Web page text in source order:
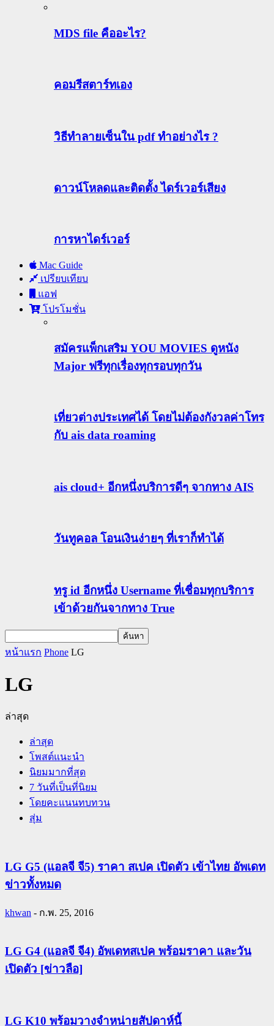
MDS file คืออะไร?
คอมรีสตาร์ทเอง
วิธีทําลายเซ็นใน pdf ทำอย่างไร ?
ดาวน์โหลดและติดตั้ง ไดร์เวอร์เสียง
การหาไดร์เวอร์
Mac Guide
เปรียบเทียบ
แอฟ
โปรโมชั่น
สมัครแพ็กเสริม YOU MOVIES ดูหนัง
Major ฟรีทุกเรื่องทุกรอบทุกวัน
เที่ยวต่างประเทศได้ โดยไม่ต้องกังวลค่าโทร
กับ ais data roaming
ais cloud+ อีกหนึ่งบริการดีๆ จากทาง AIS
วันทูคอล โอนเงินง่ายๆ ที่เราก็ทำได้
ทรู id อีกหนึ่ง Username ที่เชื่อมทุกบริการ
เข้าด้วยกันจากทาง True
หน้าแรก Phone LG
LG
ล่าสุด
ล่าสุด
โพสต์แนะนำ
นิยมมากที่สุด
7 วันที่เป็นที่นิยม
โดยคะแนนทบทวน
สุ่ม
LG G5 (แอลจี จี5) ราคา สเปค เปิดตัว เข้าไทย อัพเดท
ข่าวทั้งหมด
khwan - ก.พ. 25, 2016
LG G4 (แอลจี จี4) อัพเดทสเปค พร้อมราคา และวัน
เปิดตัว [ข่าวลือ]
LG K10 พร้อมวางจำหน่ายสัปดาห์นี้